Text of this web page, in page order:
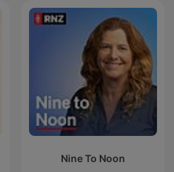
Nine To Noon